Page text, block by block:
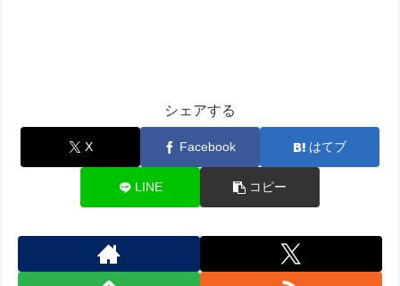
シェアする
X Facebook はてブ
LINE コピー